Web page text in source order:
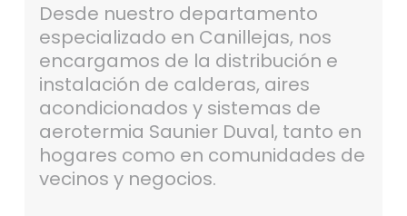
Desde nuestro departamento
especializado en Canillejas, nos
encargamos de la distribución e
instalación de calderas, aires
acondicionados y sistemas de
aerotermia Saunier Duval, tanto en
hogares como en comunidades de
vecinos y negocios.